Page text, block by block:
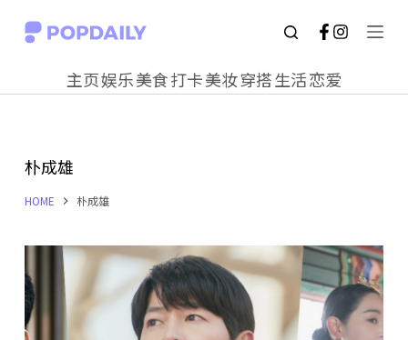
S
o
c
n
t
e
主页娱乐美食打卡美妆穿搭生活恋爱
朴成雄
HOME 朴成雄